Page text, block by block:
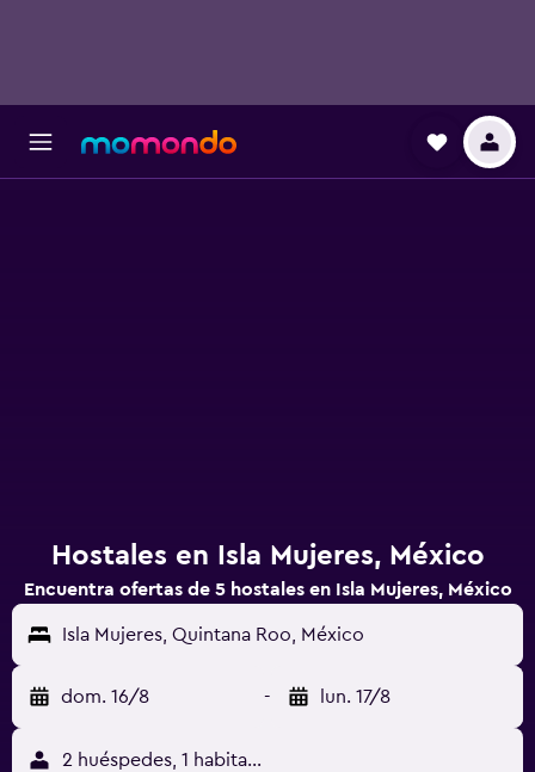
Hostales en Isla Mujeres, México
Encuentra ofertas de 5 hostales en Isla Mujeres, México
Isla Mujeres, Quintana Roo, México
dom. 16/8 - lun. 17/8
2 huéspedes, 1 habitación